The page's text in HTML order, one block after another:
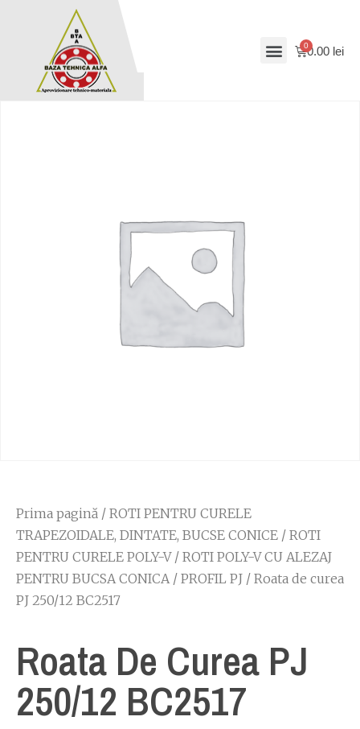
0.00 lei
Prima pagină / ROTI PENTRU CURELE
TRAPEZOIDALE, DINTATE, BUCSE CONICE / ROTI
PENTRU CURELE POLY-V/ ROTI POLY-V CU ALEZAJ
PENTRU BUCSA CONICA/ PROFIL PJ / Roata de curea
PJ 250/12 BC2517
Roata De Curea PJ
250/12 BC2517